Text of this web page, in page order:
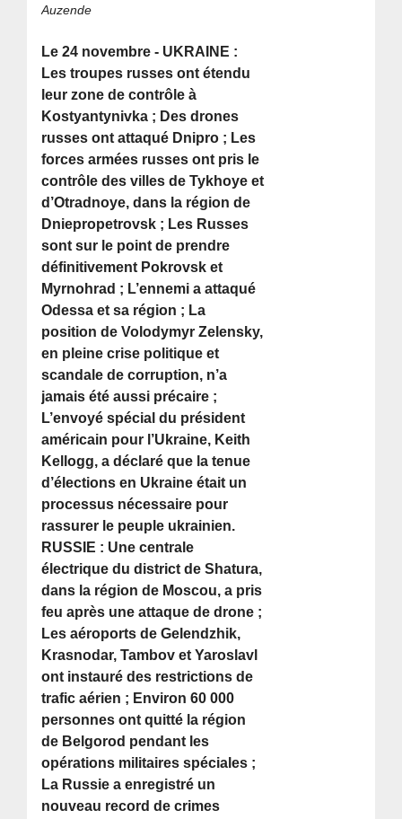
Auzende
Le 24 novembre - UKRAINE :
Les troupes russes ont étendu
leur zone de contrôle à
Kostyantynivka ; Des drones
russes ont attaqué Dnipro ; Les
forces armées russes ont pris le
contrôle des villes de Tykhoye et
d’Otradnoye, dans la région de
Dniepropetrovsk ; Les Russes
sont sur le point de prendre
définitivement Pokrovsk et
Myrnohrad ; L’ennemi a attaqué
Odessa et sa région ; La
position de Volodymyr Zelensky,
en pleine crise politique et
scandale de corruption, n’a
jamais été aussi précaire ;
L’envoyé spécial du président
américain pour l’Ukraine, Keith
Kellogg, a déclaré que la tenue
d’élections en Ukraine était un
processus nécessaire pour
rassurer le peuple ukrainien.
RUSSIE : Une centrale
électrique du district de Shatura,
dans la région de Moscou, a pris
feu après une attaque de drone ;
Les aéroports de Gelendzhik,
Krasnodar, Tambov et Yaroslavl
ont instauré des restrictions de
trafic aérien ; Environ 60 000
personnes ont quitté la région
de Belgorod pendant les
opérations militaires spéciales ;
La Russie a enregistré un
nouveau record de crimes